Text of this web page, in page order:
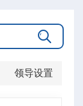

领导设置